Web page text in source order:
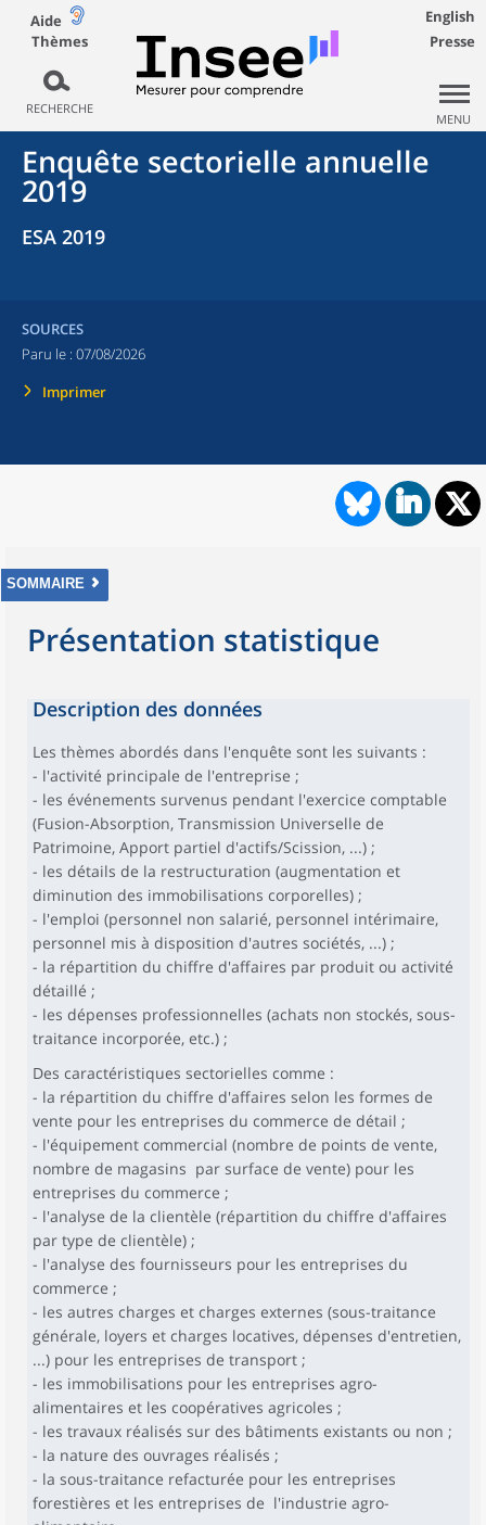
Aide
Thèmes
RECHERCHE
English
Presse
MENU
Enquête sectorielle annuelle
2019
ESA 2019
SOURCES
Paru le : 07/08/2026
Imprimer
SOMMAIRE
Présentation statistique
Description des données
Les thèmes abordés dans l'enquête sont les suivants :
- l'activité principale de l'entreprise ;
- les événements survenus pendant l'exercice comptable
(Fusion-Absorption, Transmission Universelle de
Patrimoine, Apport partiel d'actifs/Scission, ...) ;
- les détails de la restructuration (augmentation et
diminution des immobilisations corporelles) ;
- l'emploi (personnel non salarié, personnel intérimaire,
personnel mis à disposition d'autres sociétés, ...) ;
- la répartition du chiffre d'affaires par produit ou activité
détaillé ;
- les dépenses professionnelles (achats non stockés, sous-
traitance incorporée, etc.) ;
Des caractéristiques sectorielles comme :
- la répartition du chiffre d'affaires selon les formes de
vente pour les entreprises du commerce de détail ;
- l'équipement commercial (nombre de points de vente,
nombre de magasins par surface de vente) pour les
entreprises du commerce ;
- l'analyse de la clientèle (répartition du chiffre d'affaires
par type de clientèle) ;
- l'analyse des fournisseurs pour les entreprises du
commerce ;
- les autres charges et charges externes (sous-traitance
générale, loyers et charges locatives, dépenses d'entretien,
...) pour les entreprises de transport ;
- les immobilisations pour les entreprises agro-
alimentaires et les coopératives agricoles ;
- les travaux réalisés sur des bâtiments existants ou non ;
- la nature des ouvrages réalisés ;
- la sous-traitance refacturée pour les entreprises
forestières et les entreprises de l'industrie agro-